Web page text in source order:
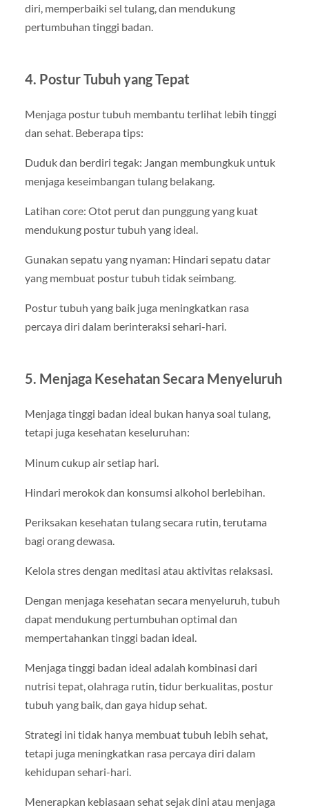
diri, memperbaiki sel tulang, dan mendukung
pertumbuhan tinggi badan.
4. Postur Tubuh yang Tepat
Menjaga postur tubuh membantu terlihat lebih tinggi
dan sehat. Beberapa tips:
Duduk dan berdiri tegak: Jangan membungkuk untuk
menjaga keseimbangan tulang belakang.
Latihan core: Otot perut dan punggung yang kuat
mendukung postur tubuh yang ideal.
Gunakan sepatu yang nyaman: Hindari sepatu datar
yang membuat postur tubuh tidak seimbang.
Postur tubuh yang baik juga meningkatkan rasa
percaya diri dalam berinteraksi sehari-hari.
5. Menjaga Kesehatan Secara Menyeluruh
Menjaga tinggi badan ideal bukan hanya soal tulang,
tetapi juga kesehatan keseluruhan:
Minum cukup air setiap hari.
Hindari merokok dan konsumsi alkohol berlebihan.
Periksakan kesehatan tulang secara rutin, terutama
bagi orang dewasa.
Kelola stres dengan meditasi atau aktivitas relaksasi.
Dengan menjaga kesehatan secara menyeluruh, tubuh
dapat mendukung pertumbuhan optimal dan
mempertahankan tinggi badan ideal.
Menjaga tinggi badan ideal adalah kombinasi dari
nutrisi tepat, olahraga rutin, tidur berkualitas, postur
tubuh yang baik, dan gaya hidup sehat.
Strategi ini tidak hanya membuat tubuh lebih sehat,
tetapi juga meningkatkan rasa percaya diri dalam
kehidupan sehari-hari.
Menerapkan kebiasaan sehat sejak dini atau menjaga